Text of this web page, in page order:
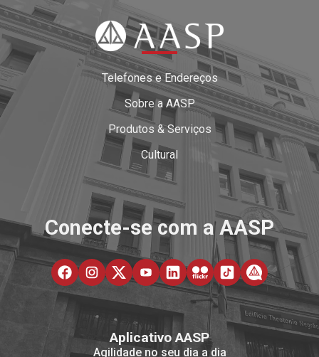
Telefones e Endereços
Sobre a AASP
Produtos & Serviços
Cultural
Conecte-se com a AASP
Aplicativo AASP
Agilidade no seu dia a dia